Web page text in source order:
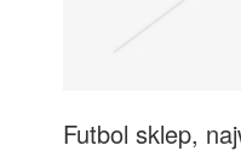
Futbol sklep,